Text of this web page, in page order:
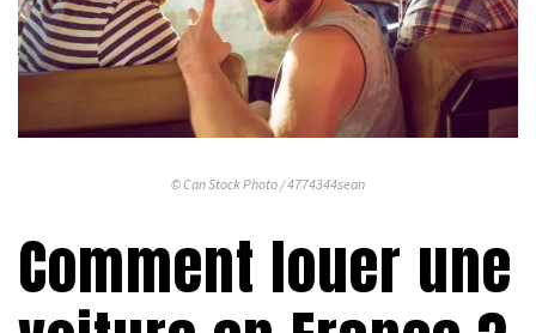
© Can Stock Photo / 4774344sean
Comment louer une